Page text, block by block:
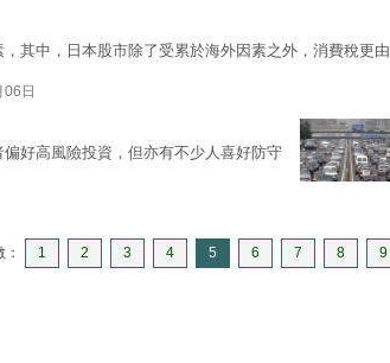
其中，日本股市除了受累於海外因素之外，消費稅更由
日
好高風險投資，但亦有不少人喜好防守
1 2 3 4 5 6 7 8 9